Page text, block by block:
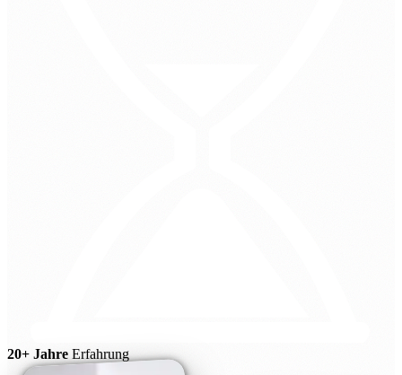
20+ Jahre Erfahrung